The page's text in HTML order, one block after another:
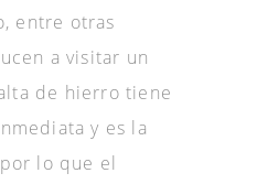
entre otras
a visitar un
de hierro tiene
y es la
lo que el